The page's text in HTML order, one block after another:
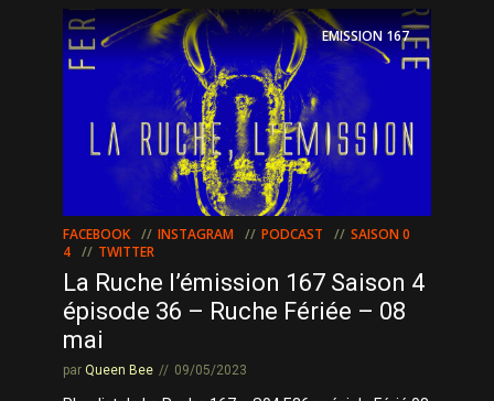
EMISSION167
FACEBOOK INSTAGRAM PODCAST
SAISON 0
4
TWITTER
La Ruche l’émission 167 Saison 4
épisode 36 – Ruche Fériée – 08
mai
par Queen Bee 09/05/2023